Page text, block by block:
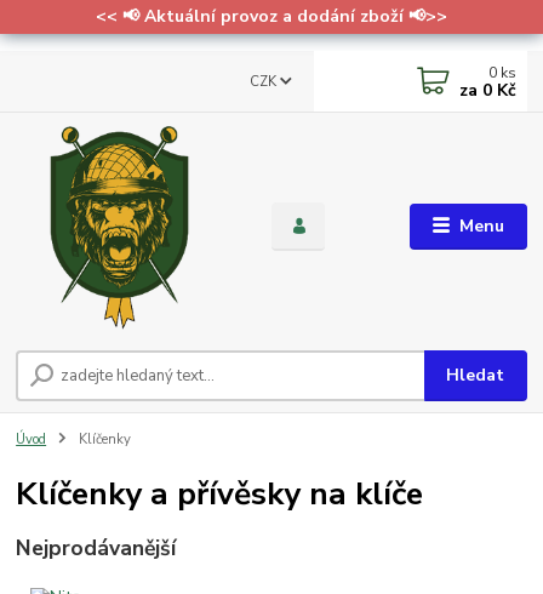
<< 📢 Aktuální provoz a dodání zboží 📢>>
Menu
CZK
Hledat
0 ks
za 0 Kč
Úvod Klíčenky
Klíčenky a přívěsky na klíče
Nejprodávanější